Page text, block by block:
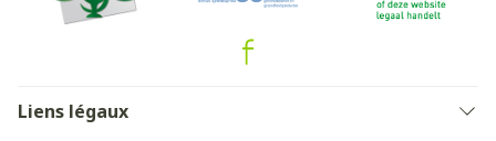
Liens légaux